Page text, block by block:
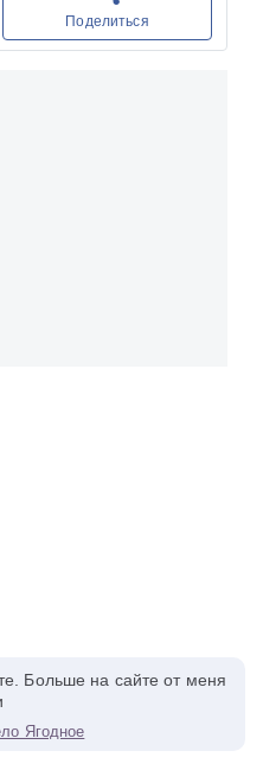
Поделиться
Больше на сайте от меня
Ягодное